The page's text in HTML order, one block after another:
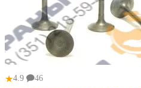
★4.9 46